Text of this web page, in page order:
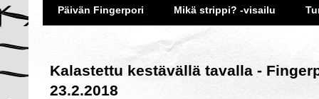
Päivän Fingerpori Mikä strippi? -visailu
Kalastettu kestävällä tavalla -
23.2.2018